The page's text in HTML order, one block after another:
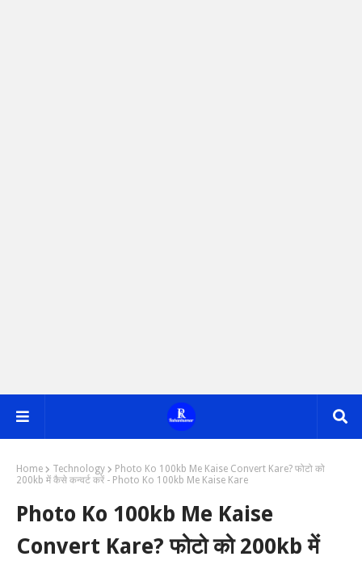
Home Technology
Photo Ko 100kb Me Kaise Convert Kare? फोटो को
200kb में कैसे कन्वर्ट करें - Photo Ko 100kb Me Kaise Kare
Photo Ko 100kb Me Kaise
Convert Kare? फोटो को 200kb में